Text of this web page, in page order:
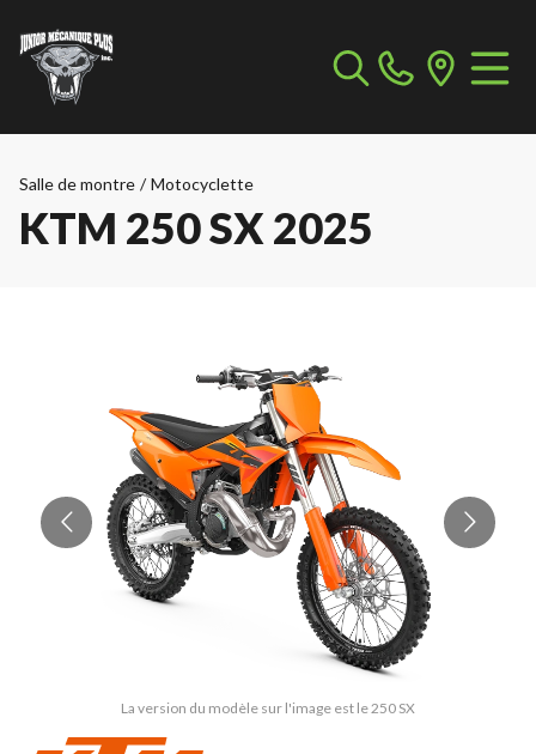
Salle de montre / Motocyclette
KTM 250 SX 2025
La version du modèle sur l'image est le 250 SX